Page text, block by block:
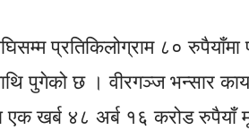
प्रतिकिलोग्राम ८० रुपैयाँमा
पुगेको छ । वीरगञ्ज भन्सार
एक खर्ब ४८ अर्ब १६ करोड रुपैयाँ